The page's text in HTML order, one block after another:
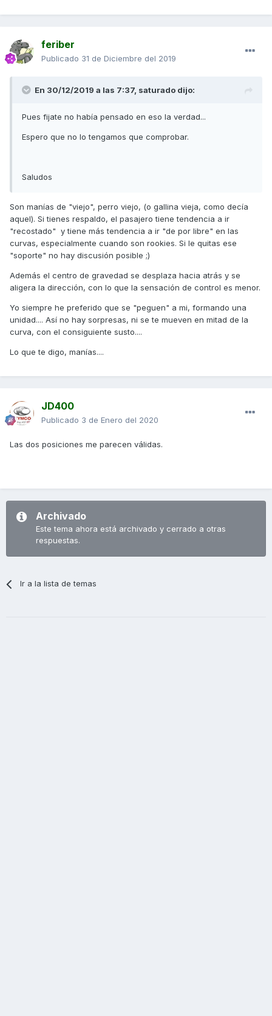
feriber
Publicado 31 de Diciembre del 2019
En 30/12/2019 a las 7:37, saturado dijo:
Pues fijate no había pensado en eso la verdad...
Espero que no lo tengamos que comprobar.
Saludos
Son manías de "viejo", perro viejo, (o gallina vieja, como decía
aquel). Si tienes respaldo, el pasajero tiene tendencia a ir
"recostado" y tiene más tendencia a ir "de por libre" en las
curvas, especialmente cuando son rookies. Si le quitas ese
"soporte" no hay discusión posible ;)
Además el centro de gravedad se desplaza hacia atrás y se
aligera la dirección, con lo que la sensación de control es menor.
Yo siempre he preferido que se "peguen" a mi, formando una
unidad.... Así no hay sorpresas, ni se te mueven en mitad de la
curva, con el consiguiente susto....
Lo que te digo, manías....
JD400
Publicado 3 de Enero del 2020
Las dos posiciones me parecen válidas.
Archivado
Este tema ahora está archivado y cerrado a otras
respuestas.
Ir a la lista de temas